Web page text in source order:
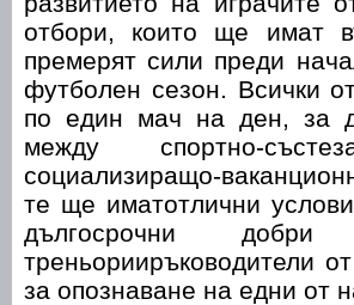
отбори, които ще имат
премерят сили преди
футболен сезон. Всички
по един мач на ден, за
между спортно-
социализиращо-
те ще иматотлични
дългосрочни
треньорииръководители
за опознаване на едни от